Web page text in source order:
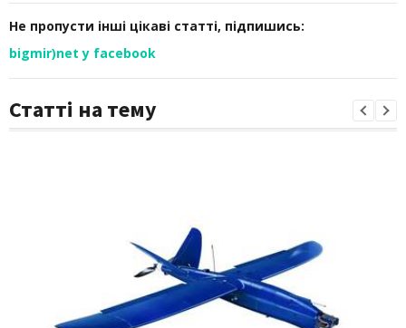
Не пропусти інші цікаві статті, підпишись:
bigmir)net у facebook
Статті на тему